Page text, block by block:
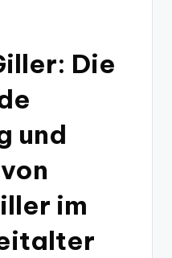
Die
und
im